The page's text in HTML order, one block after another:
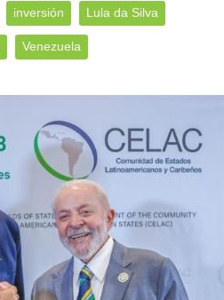
inversión Lula da Silva
Venezuela